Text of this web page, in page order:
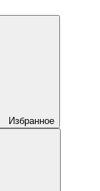
Избранное